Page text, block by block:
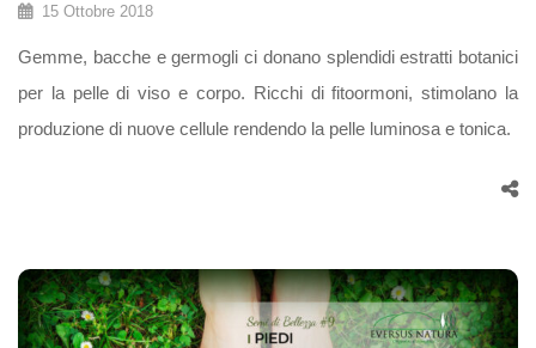
15 Ottobre 2018
Gemme, bacche e germogli ci donano splendidi estratti botanici
per la pelle di viso e corpo. Ricchi di fitoormoni, stimolano la
produzione di nuove cellule rendendo la pelle luminosa e tonica.